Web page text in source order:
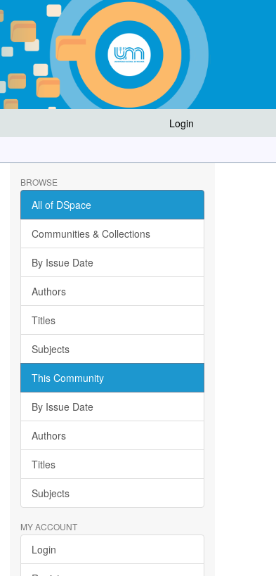
Login
BROWSE
All of DSpace
Communities & Collections
By Issue Date
Authors
Titles
Subjects
This Community
By Issue Date
Authors
Titles
Subjects
MY ACCOUNT
Login